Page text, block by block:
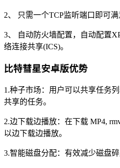
2、 只需一个TCP监听端口即可满
3、 自动防火墙配置，自动配置
络连接共享(ICS)。
比特彗星安卓版优势
1.种子市场：用户可以共享任务
共享的任务。
2.边下载边播放：在下载 MP4,
以边下载边播放。
3.智能磁盘分配：有效减少磁盘碎